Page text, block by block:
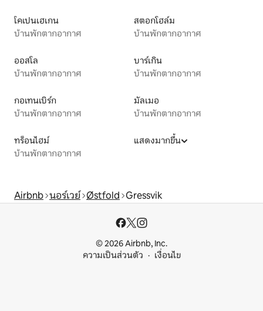
โคเปนเฮเกน
บ้านพักตากอากาศ
สตอกโฮล์ม
บ้านพักตากอากาศ
ออสโล
บ้านพักตากอากาศ
บาร์เกิน
บ้านพักตากอากาศ
กอเทนเบิร์ก
บ้านพักตากอากาศ
มัลเมอ
บ้านพักตากอากาศ
ทร็อนไฮม์
บ้านพักตากอากาศ
แสดงมากขึ้น
Airbnb นอร์เวย์ Østfold Gressvik
© 2026 Airbnb, Inc.
ความเป็นส่วนตัว
เงื่อนไข